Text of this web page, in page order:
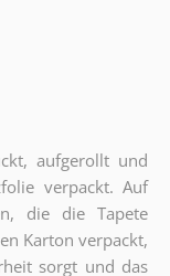
aufgerollt und
verpackt. Auf
die die Tapete
Karton verpackt,
sorgt und das